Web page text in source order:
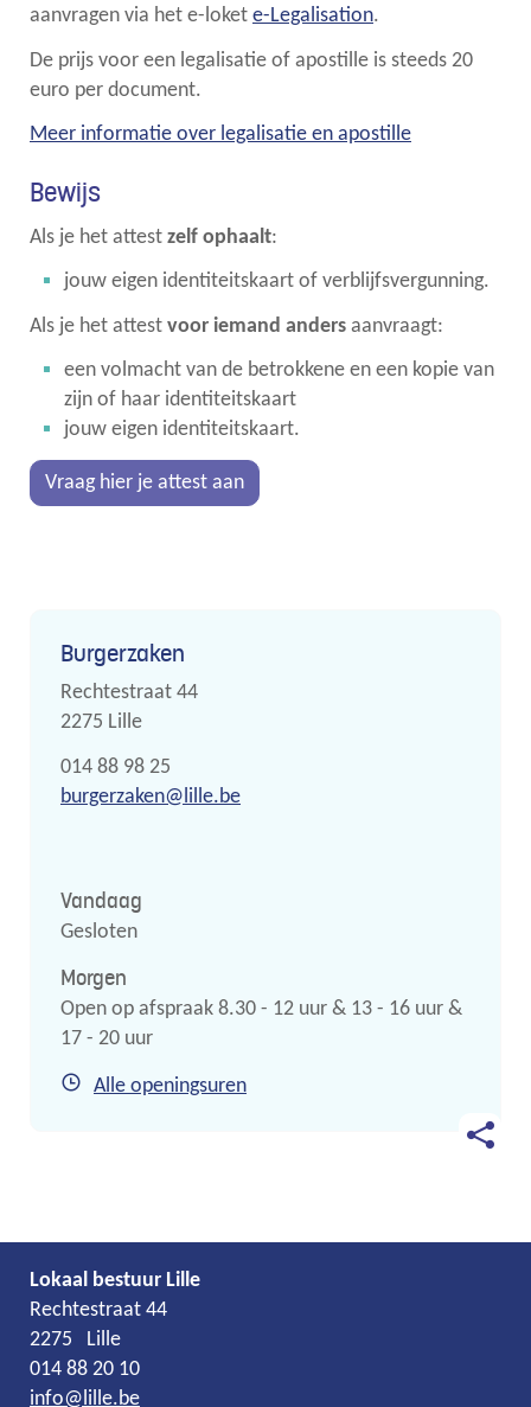
aanvragen via het e-loket e-Legalisation.
De prijs voor een legalisatie of apostille is steeds 20
euro per document.
Meer informatie over legalisatie en apostille
Bewijs
Als je het attest zelf ophaalt:
jouw eigen identiteitskaart of verblijfsvergunning.
Als je het attest voor iemand anders aanvraagt:
een volmacht van de betrokkene en een kopie van
zijn of haar identiteitskaart
jouw eigen identiteitskaart.
Vraag hier je attest aan
Contact
Burgerzaken
Adres
Rechtestraat 44
,2275 Lille
Tel.
014 88 98 25
E-
burgerzaken@ lille.be
Vandaag
Gesloten
Morgen
Open op afspraak 8.30 - 12 uur & 13 - 16 uur &
17 - 20 uur
Alle openingsurenBurgerzaken
Lokaal bestuur Lille
Adres
Rechtestraat 44
2275
Lille
Tel.
014 88 20 10
E-
mail
info@lille.be